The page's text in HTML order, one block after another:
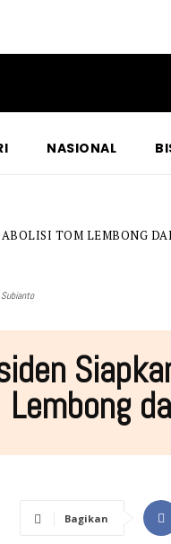
NASIONAL
TOM LEMBONG
Lembong
Bagikan